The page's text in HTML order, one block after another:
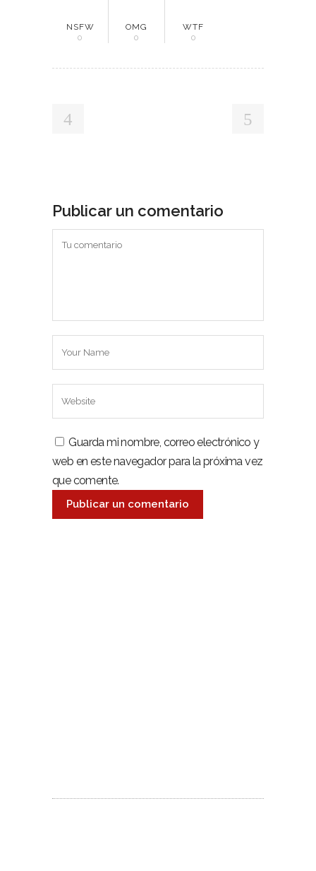
NSFW
0
OMG
0
WTF
0
Publicar un comentario
Guarda mi nombre, correo electrónico y
web en este navegador para la próxima vez
que comente.